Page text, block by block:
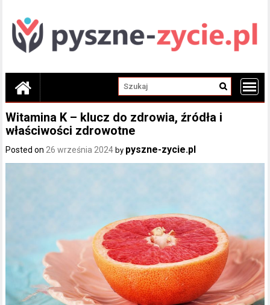
content
Witamina K – klucz do zdrowia, źródła i
właściwości zdrowotne
Posted on 26 września 2024 by pyszne-zycie.pl